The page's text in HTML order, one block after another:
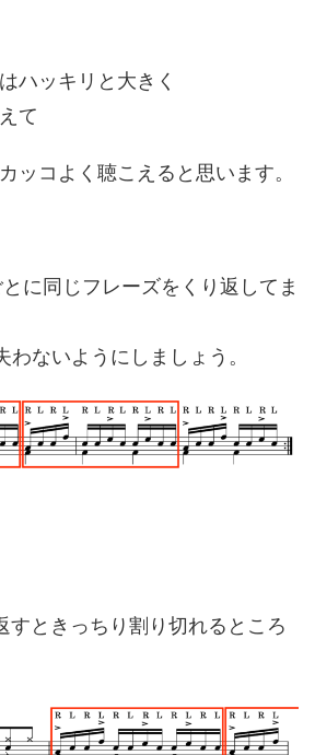
ハッキリと大きく
て
ッコよく聴こえると思います。
に同じフレーズをくり返してま
ないようにしましょう。
すときっちり割り切れるところ